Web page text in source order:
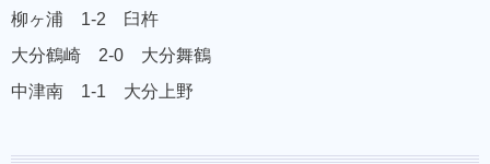
柳ヶ浦 1-2 臼杵
大分鶴崎 2-0 大分舞鶴
中津南 1-1 大分上野